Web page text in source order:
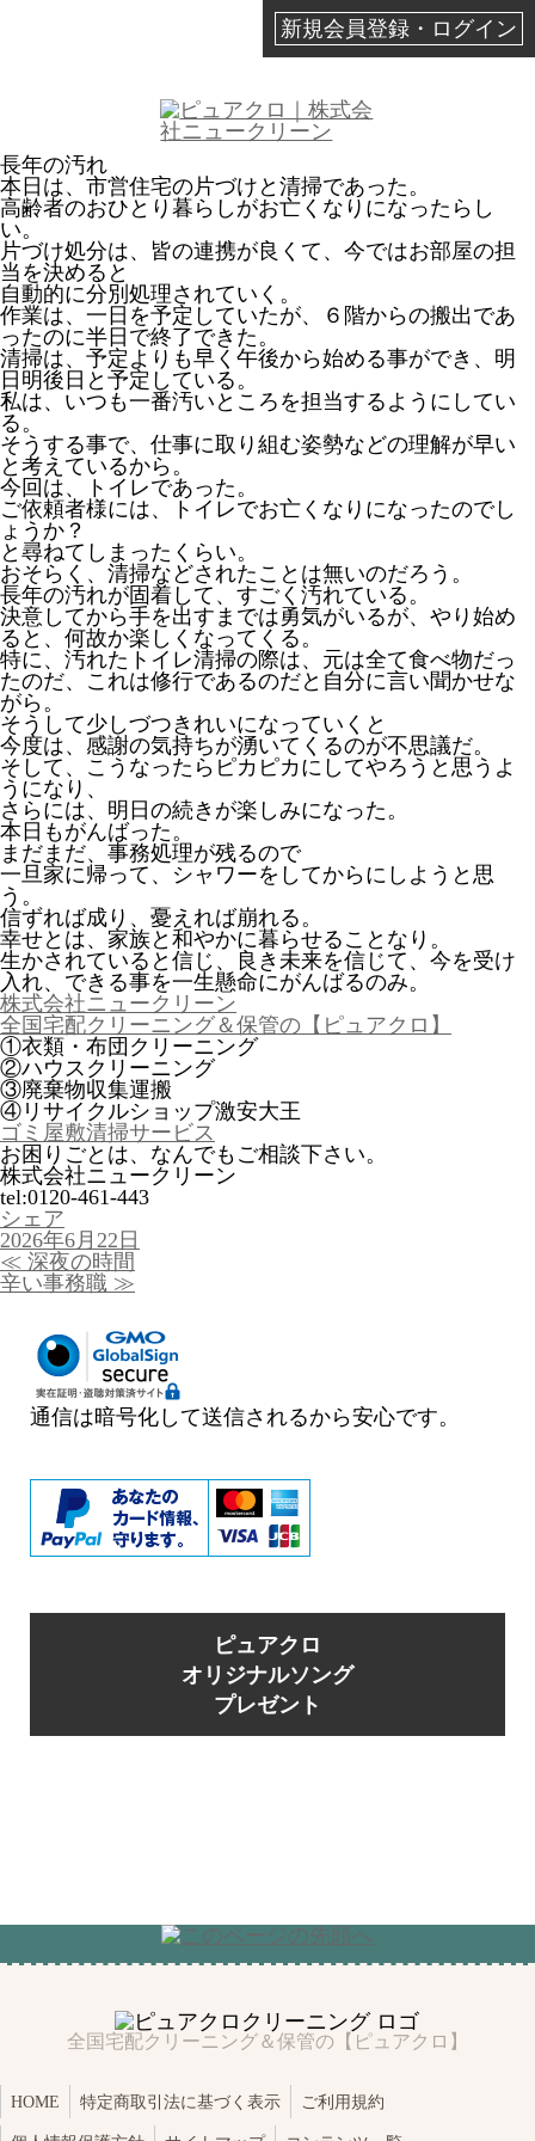
新規会員登録・ログイン
長年の汚れ
本日は、市営住宅の片づけと清掃であった。
高齢者のおひとり暮らしがお亡くなりになったらし
い。
片づけ処分は、皆の連携が良くて、今ではお部屋の担
当を決めると
自動的に分別処理されていく。
作業は、一日を予定していたが、６階からの搬出であ
ったのに半日で終了できた。
清掃は、予定よりも早く午後から始める事ができ、明
日明後日と予定している。
私は、いつも一番汚いところを担当するようにしてい
る。
そうする事で、仕事に取り組む姿勢などの理解が早い
と考えているから。
今回は、トイレであった。
ご依頼者様には、トイレでお亡くなりになったのでし
ょうか？
と尋ねてしまったくらい。
おそらく、清掃などされたことは無いのだろう。
長年の汚れが固着して、すごく汚れている。
決意してから手を出すまでは勇気がいるが、やり始め
ると、何故か楽しくなってくる。
特に、汚れたトイレ清掃の際は、元は全て食べ物だっ
たのだ、これは修行であるのだと自分に言い聞かせな
がら。
そうして少しづつきれいになっていくと
今度は、感謝の気持ちが湧いてくるのが不思議だ。
そして、こうなったらピカピカにしてやろうと思うよ
うになり、
さらには、明日の続きが楽しみになった。
本日もがんばった。
まだまだ、事務処理が残るので
一旦家に帰って、シャワーをしてからにしようと思
う。
信ずれば成り、憂えれば崩れる。
幸せとは、家族と和やかに暮らせることなり。
生かされていると信じ、良き未来を信じて、今を受け
入れ、できる事を一生懸命にがんばるのみ。
株式会社ニュークリーン
全国宅配クリーニング＆保管の【ピュアクロ】
①衣類・布団クリーニング
②ハウスクリーニング
③廃棄物収集運搬
④リサイクルショップ激安大王
ゴミ屋敷清掃サービス
お困りごとは、なんでもご相談下さい。
株式会社ニュークリーン
tel:0120-461-443
シェア
投
稿
日:
2026年6月22日
投
稿
≪ 深夜の時間
辛い事務職 ≫
通信は暗号化して送信されるから安心です。
ピュアクロ
オリジナルソング
プレゼント
全国宅配クリーニング＆保管の【ピュアクロ】
HOME 特定商取引法に基づく表示 ご利用規約